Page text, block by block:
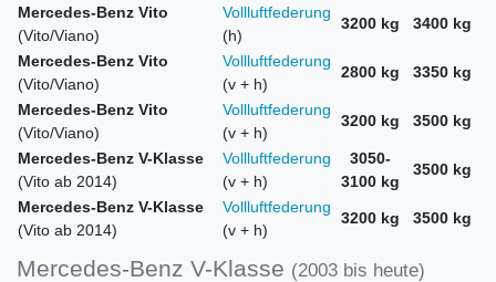
Mercedes-Benz V-Klasse (2003 bis heute)
Mercedes-Benz Vito
(Vito/Viano)
Vollluftfederung
(h)
3200 kg 3400 kg
Mercedes-Benz Vito
(Vito/Viano)
Vollluftfederung
(v + h)
2800 kg 3350 kg
Mercedes-Benz Vito
(Vito/Viano)
Vollluftfederung
(v + h)
3200 kg 3500 kg
Mercedes-Benz V-Klasse
(Vito ab 2014)
Vollluftfederung
(v + h)
3050-
3100 kg
3500 kg
Mercedes-Benz V-Klasse
(Vito ab 2014)
Vollluftfederung
(v + h)
3200 kg 3500 kg